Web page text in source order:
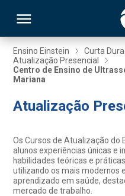
Ensino Einstein Curta
Atualização Presencial
Centro de Ensino de
Mariana
Atualização
Os Cursos de Atualização do
alunos experiências únicas e
habilidades teóricas e
utilizando os mais modernos
aprendizado em saúde,
mercado de trabalho.